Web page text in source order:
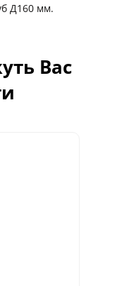
Д160 мм.
Вас